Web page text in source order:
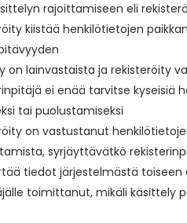
rajoittamiseen eli
kiistää henkilötietojen
on lainvastaista ja rekisteröity
ei enää tarvitse
tai puolustamiseksi
on vastustanut
syrjäyttävätkö
tiedot järjestelmästä
toimittanut, mikäli käsittely